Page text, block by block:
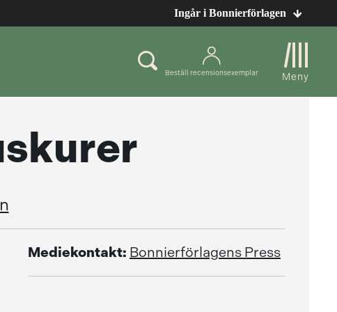
Ingår i Bonnierförlagen
Beställ recensionsexemplar Meny
Mediekontakt: Bonnierförlagens Press